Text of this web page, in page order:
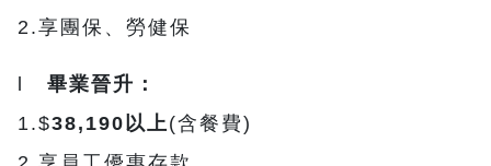
2.享團保、勞健保
l 畢業晉升：
1.$38,190以上 (含餐費)